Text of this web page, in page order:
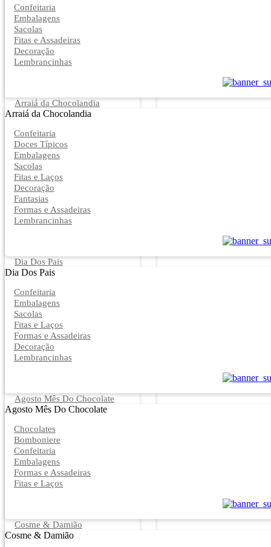
Confeitaria
Embalagens
Sacolas
Fitas e Assadeiras
Decoração
Lembrancinhas
Arraiá da Chocolandia
Arraiá da Chocolandia
Confeitaria
Doces Típicos
Embalagens
Sacolas
Fitas e Laços
Decoração
Fantasias
Formas e Assadeiras
Lembrancinhas
Dia Dos Pais
Dia Dos Pais
Confeitaria
Embalagens
Sacolas
Fitas e Laços
Formas e Assadeiras
Decoração
Lembrancinhas
Agosto Mês Do Chocolate
Agosto Mês Do Chocolate
Chocolates
Bomboniere
Confeitaria
Embalagens
Formas e Assadeiras
Fitas e Laços
Cosme & Damião
Cosme & Damião